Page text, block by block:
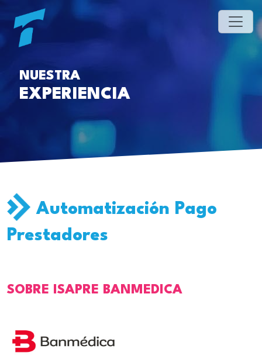
NUESTRA
EXPERIENCIA
Automatización Pago
Prestadores
SOBRE ISAPRE BANMEDICA